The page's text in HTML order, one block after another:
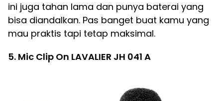
ini juga tahan lama dan punya baterai yang
bisa diandalkan. Pas banget buat kamu yang
mau praktis tapi tetap maksimal.
5. Mic Clip On LAVALIER JH 041 A